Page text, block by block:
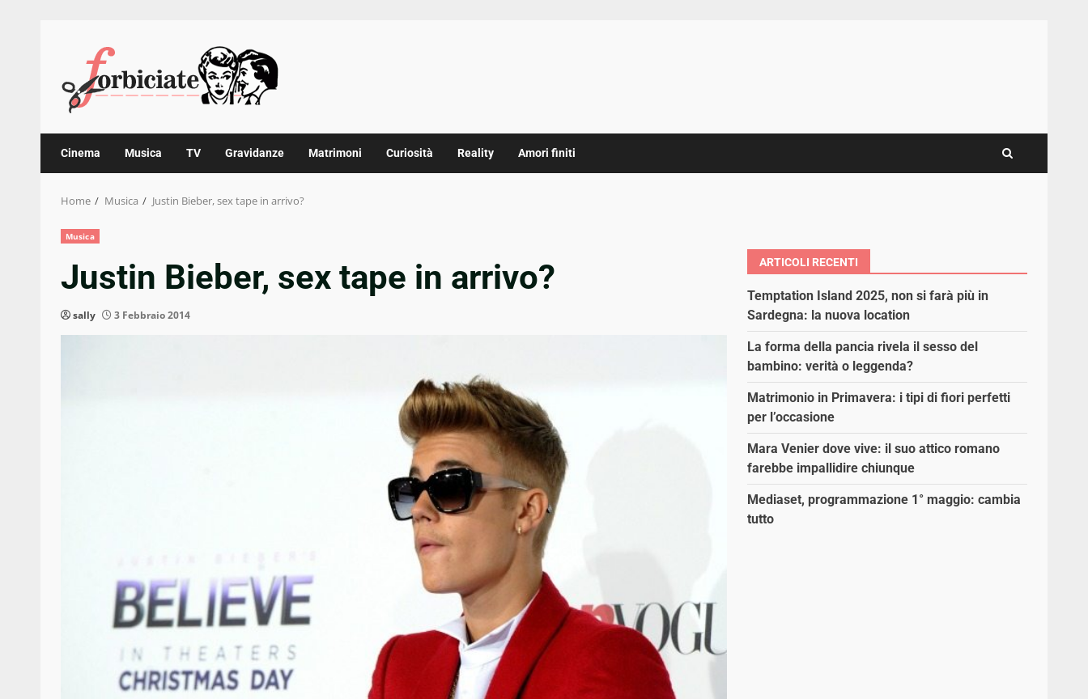
content
Cinema Musica TV Gravidanze Matrimoni Curiosità Reality Amori finiti
Home Musica Justin Bieber, sex tape in arrivo?
Musica
Justin Bieber, sex tape in arrivo?
sally 3 Febbraio 2014
ARTICOLI RECENTI
Temptation Island 2025, non si farà più in
Sardegna: la nuova location
La forma della pancia rivela il sesso del
bambino: verità o leggenda?
Matrimonio in Primavera: i tipi di fiori perfetti
per l’occasione
Mara Venier dove vive: il suo attico romano
farebbe impallidire chiunque
Mediaset, programmazione 1° maggio: cambia
tutto